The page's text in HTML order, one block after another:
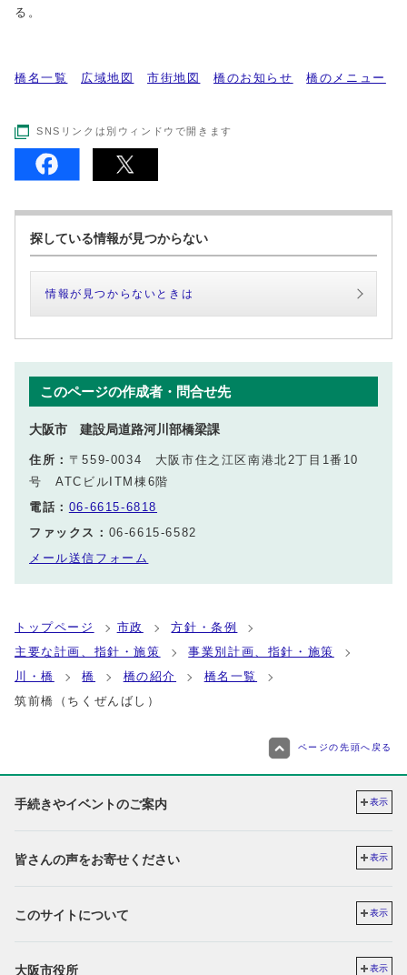
る。
橋名一覧 広域地図 市街地図 橋のお知らせ 橋のメニュー
SNSリンクは別ウィンドウで開きます
探している情報が見つからない
情報が見つからないときは
このページの作成者・問合せ先
大阪市 建設局道路河川部橋梁課
住所： 〒559-0034 大阪市住之江区南港北2丁目1番10
号 ATCビルITM棟6階
電話： 06-6615-6818
ファックス： 06-6615-6582
メール送信フォーム
トップページ 市政
方針・条例
主要な計画、指針・施策
事業別計画、指針・施策
川・橋
橋 橋の紹介
橋名一覧
筑前橋（ちくぜんばし）
ページの先頭へ戻る
手続きやイベントのご案内 表示
皆さんの声をお寄せください 表示
このサイトについて 表示
大阪市役所 表示